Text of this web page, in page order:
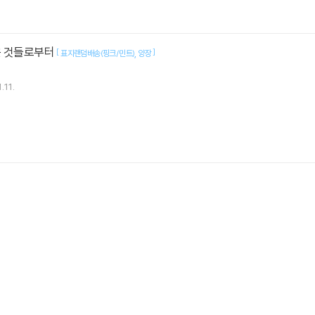
들로부터 [표지랜덤배송(핑크/민트) 양장]